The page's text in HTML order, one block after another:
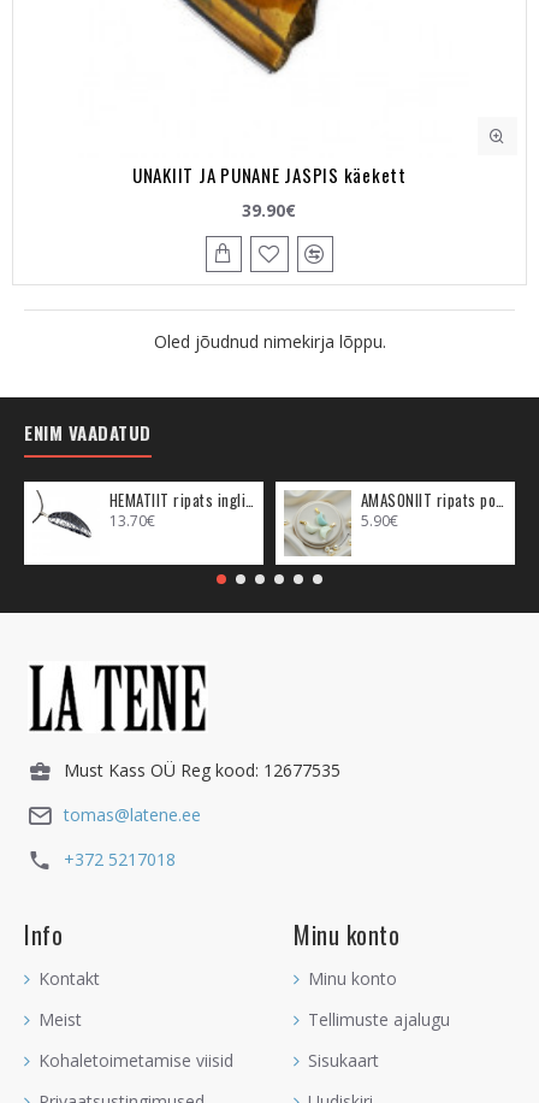
UNAKIIT JA PUNANE JASPIS käekett
39.90€
Oled jõudnud nimekirja lõppu.
ENIM VAADATUD
13.70€ 5.90€
Must Kass OÜ Reg kood: 12677535
tomas@latene.ee
+372 5217018
Info
Kontakt
Meist
Kohaletoimetamise viisid
Minu konto
Minu konto
Tellimuste ajalugu
Sisukaart